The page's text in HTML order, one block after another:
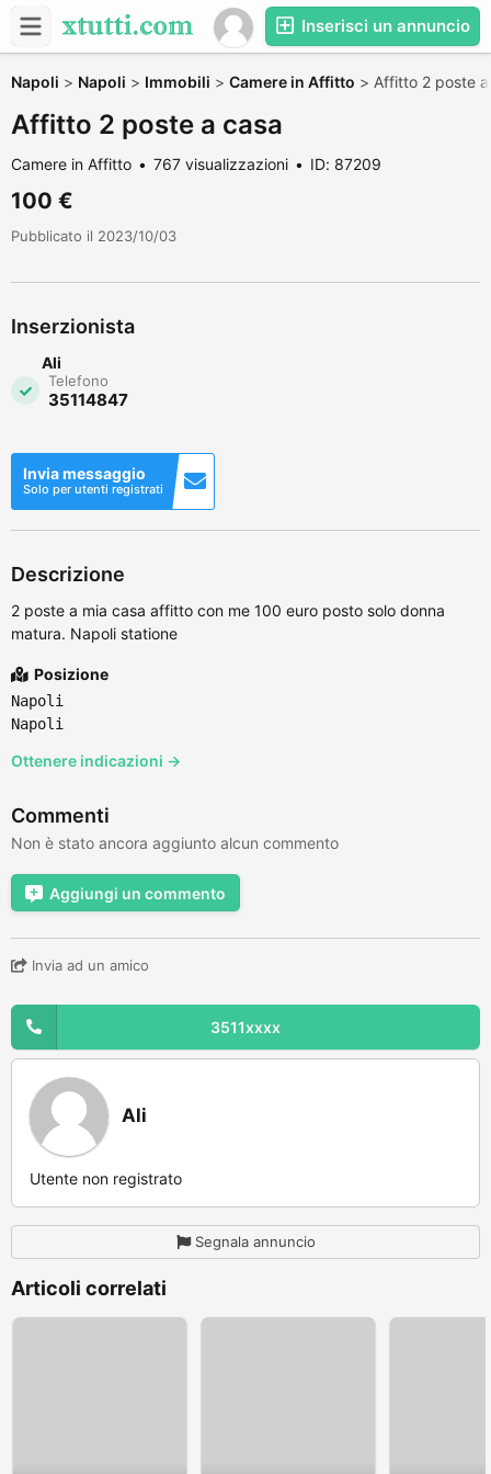
Inserisci un annuncio
Napoli > Napoli > Immobili > Camere in Affitto > Affitto 2 poste
Affitto 2 poste a casa
Camere in Affitto 767 visualizzazioni ID: 87209
100 €
Pubblicato il 2023/10/03
Inserzionista
Ali
Telefono
35114847
Invia messaggio
Solo per utenti registrati
Descrizione
2 poste a mia casa affitto con me 100 euro posto solo donna
matura. Napoli statione
Posizione
Napoli
Napoli
Ottenere indicazioni →
Commenti
Non è stato ancora aggiunto alcun commento
Aggiungi un commento
Invia ad un amico
3511xxxx
Ali
Utente non registrato
Segnala annuncio
Articoli correlati